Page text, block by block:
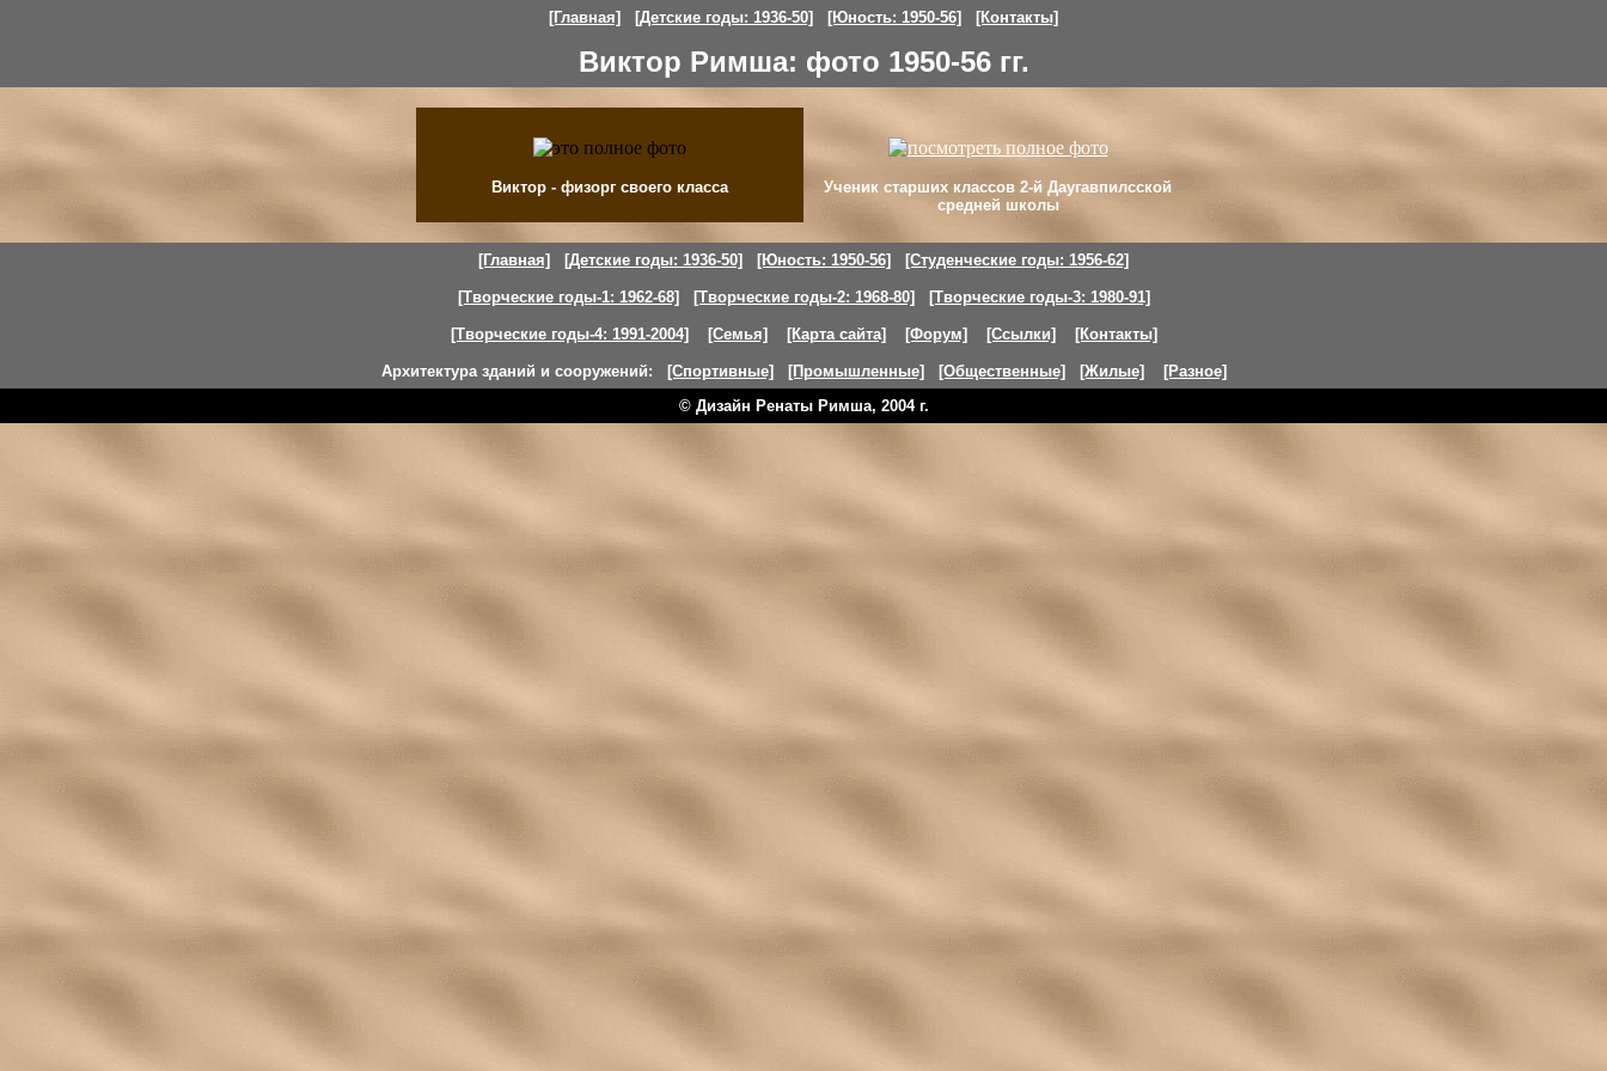
[Главная] [Детские годы: 1936-50] [Юность: 1950-56] [Контакты]
Виктор Римша: фото 1950-56 гг.
Виктор - физорг своего класса
Ученик старших классов 2-й Даугавпилсской
средней школы
[Главная] [Детские годы: 1936-50] [Юность: 1950-56] [Студенческие годы: 1956-62]
[Творческие годы-1: 1962-68] [Творческие годы-2: 1968-80] [Творческие годы-3: 1980-91]
[Творческие годы-4: 1991-2004] [Семья] [Карта сайта] [Форум] [Ссылки] [Контакты]
Архитектура зданий и сооружений: [Спортивные] [Промышленные] [Общественные] [Жилые]
[Разное]
© Дизайн Ренаты Римша, 2004 г.